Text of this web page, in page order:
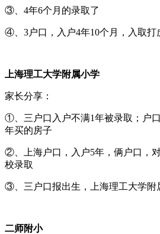
③、4年6个月的录取了
④、3户口，入户4年10个月，入取打
上海理工大学附属小学
家长分享：
①、三户口入户不满1年被录取；户
年买的房子
②、上海户口，入户5年，俩户口，
校录取
③、三户口报出生，上海理工大学附
二师附小